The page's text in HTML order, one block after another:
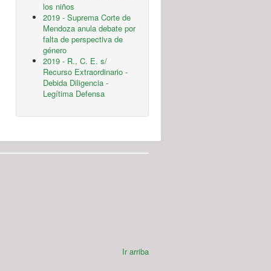
los niños
2019 - Suprema Corte de
Mendoza anula debate por
falta de perspectiva de
género
2019 - R., C. E. s/
Recurso Extraordinario -
Debida Diligencia -
Legítima Defensa
Ir arriba